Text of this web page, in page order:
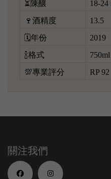
⏳陳釀 18-24
🍷酒精度 13.5
🗓️年份 2019
🍾格式 750ml
💯專業評分 RP 92
關注我們